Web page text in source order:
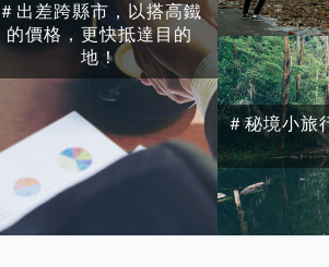
＃出差跨縣市，以搭高鐵
的價格，更快抵達目的
地！
＃秘境小旅